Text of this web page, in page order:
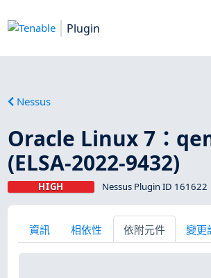
Plugin
Nessus
Oracle Linux 7：
(ELSA-2022-9432)
HIGH Nessus Plugin ID 161622
資訊 相依性 依附元件 變更